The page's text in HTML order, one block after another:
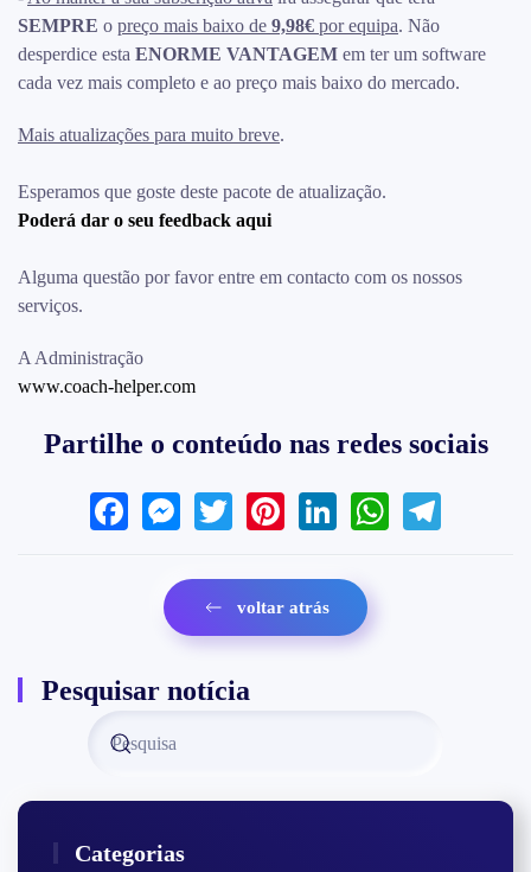
SEMPRE o preço mais baixo de 9,98€ por equipa. Não
desperdice esta ENORME VANTAGEM em ter um software
cada vez mais completo e ao preço mais baixo do mercado.
Mais atualizações para muito breve.
Esperamos que goste deste pacote de atualização.
Poderá dar o seu feedback aqui
Alguma questão por favor entre em contacto com os nossos
serviços.
A Administração
www.coach-helper.com
Partilhe o conteúdo nas redes sociais
Facebook
Messenger
TwitterPinterest
LinkedIn
voltar atrás
Pesquisar notícia
Categorias